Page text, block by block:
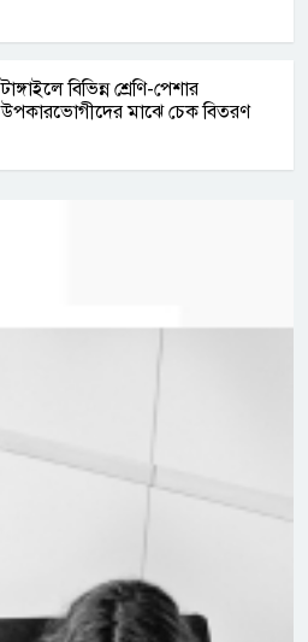
টাঙ্গাইলে বিভিন্ন শ্রেণি-পেশার
উপকারভোগীদের মাঝে চেক বিতরণ